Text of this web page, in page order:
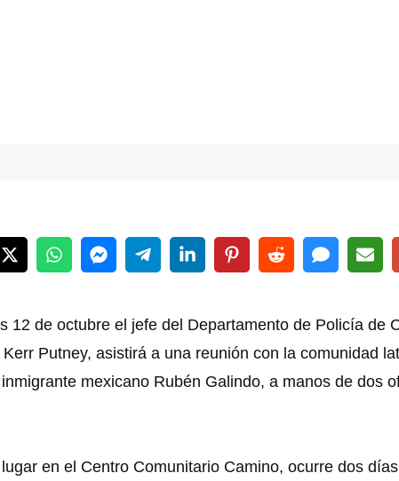
12 de octubre el jefe del Departamento de Policía de
Putney, asistirá a una reunión con la comunidad
mexicano Rubén Galindo, a manos de dos
en el Centro Comunitario Camino, ocurre dos